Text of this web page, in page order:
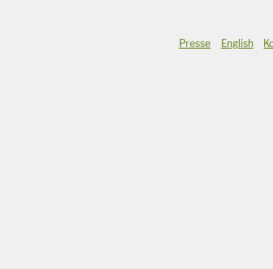
Presse English